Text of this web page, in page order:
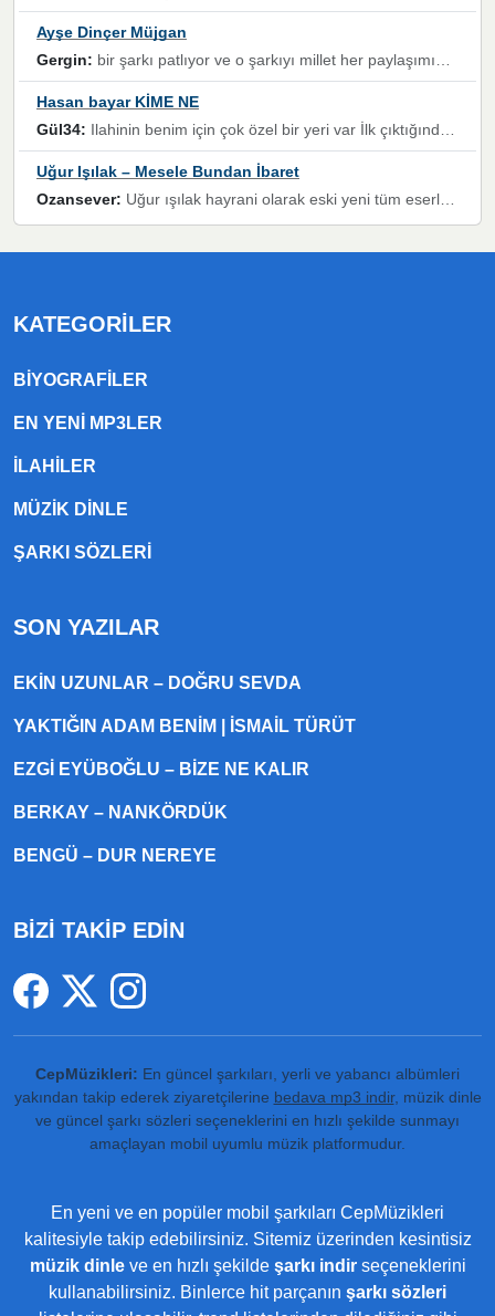
Ayşe Dinçer Müjgan
Gergin: bir şarkı patlıyor ve o şarkıyı millet her paylaşımın altına koyuyor ve öyle bir durum hal alıyor ki şarkıyı dinlemeden şarkıdan bikıyorsun Ama bu enteresan bir şekilde dillere dolanıyor millet olarak seviyoruz dertlerle boğuşurken bir yandan da göbek atmayi))) diyeceklerim bu kadar güzel hoş bir sayfa emeğinize sağlık arkadaşlar kolay gelsin
Hasan bayar KİME NE
Gül34: Ilahinin benim için çok özel bir yeri var İlk çıktığında komşum ne kadar yüksek sesle dinliyorsa orada duymuştum ve YouTube'dan aratıp Bu ilahiyi bulmuştum ve sonra müdavimi oldum günlük Ben de 3-5 kere dinleyip ezberleyip artık ilahiye bende eşlik ediyorum yüksek sesle Allah razı olsun hizmet nimettir Rabbim sizin zahmetlerinize de hayırlı nimetler versin Selam ve dua ile Allah'a emanet olun
Uğur Işılak – Mesele Bundan İbaret
Ozansever: Uğur ışılak hayrani olarak eski yeni tüm eserlerini keyifle huzurla dinleyenlerden birisiyim, emeğine saygı duyan gönül veren bunu en güzel şekilde sevenlerine ulaştıran siz değerli sayfa yöneticilerine de teşekkür ederim
KATEGORILER
BIYOGRAFILER
EN YENI MP3LER
ILAHILER
MÜZIK DINLE
ŞARKI SÖZLERI
SON YAZILAR
EKIN UZUNLAR – DOĞRU SEVDA
YAKTIĞIN ADAM BENIM | İSMAIL TÜRÜT
EZGI EYÜBOĞLU – BIZE NE KALIR
BERKAY – NANKÖRDÜK
BENGÜ – DUR NEREYE
BİZİ TAKİP EDİN
CepMüzikleri: En güncel şarkıları, yerli ve yabancı albümleri
yakından takip ederek ziyaretçilerine bedava mp3 indir, müzik dinle
ve güncel şarkı sözleri seçeneklerini en hızlı şekilde sunmayı
amaçlayan mobil uyumlu müzik platformudur.
En yeni ve en popüler mobil şarkıları CepMüzikleri
kalitesiyle takip edebilirsiniz. Sitemiz üzerinden kesintisiz
müzik dinleve en hızlı şekilde şarkı indirseçeneklerini
kullanabilirsiniz. Binlerce hit parçanın şarkı sözleri